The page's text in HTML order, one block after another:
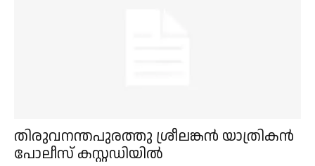
തിരുവനന്തപുരത്തു ശ്രീലങ്കൻ യാത്രികൻ
പോലീസ് കസ്റ്റഡിയിൽ